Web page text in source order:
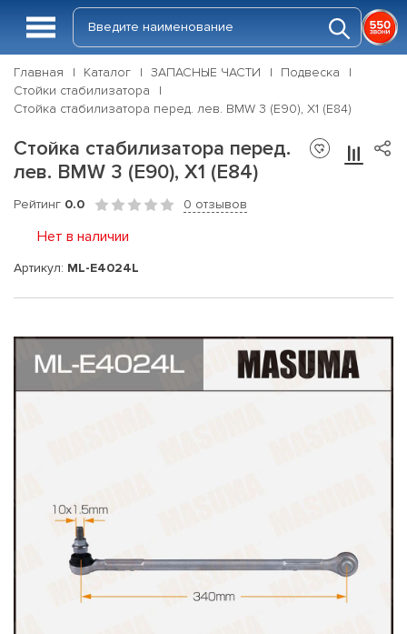
Главная Каталог ЗАПАСНЫЕ ЧАСТИ
Подвеска
Стойки стабилизатора
Стойка стабилизатора перед. лев. BMW 3 (E90), X1 (E84)
Стойка стабилизатора перед.
лев. BMW 3 (E90), X1 (E84)
Рейтинг 0.0 0 отзывов
Нет в наличии
Артикул: ML-E4024L